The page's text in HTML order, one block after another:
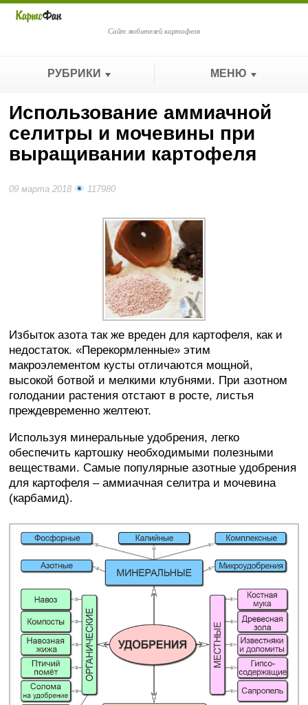
Сайт любителей картофеля
РУБРИКИ МЕНЮ
Использование аммиачной
селитры и мочевины при
выращивании картофеля
09 марта 2018 117980
Избыток азота так же вреден для картофеля, как и
недостаток. «Перекормленные» этим
макроэлементом кусты отличаются мощной,
высокой ботвой и мелкими клубнями. При азотном
голодании растения отстают в росте, листья
преждевременно желтеют.
Используя минеральные удобрения, легко
обеспечить картошку необходимыми полезными
веществами. Самые популярные азотные удобрения
для картофеля – аммиачная селитра и мочевина
(карбамид).